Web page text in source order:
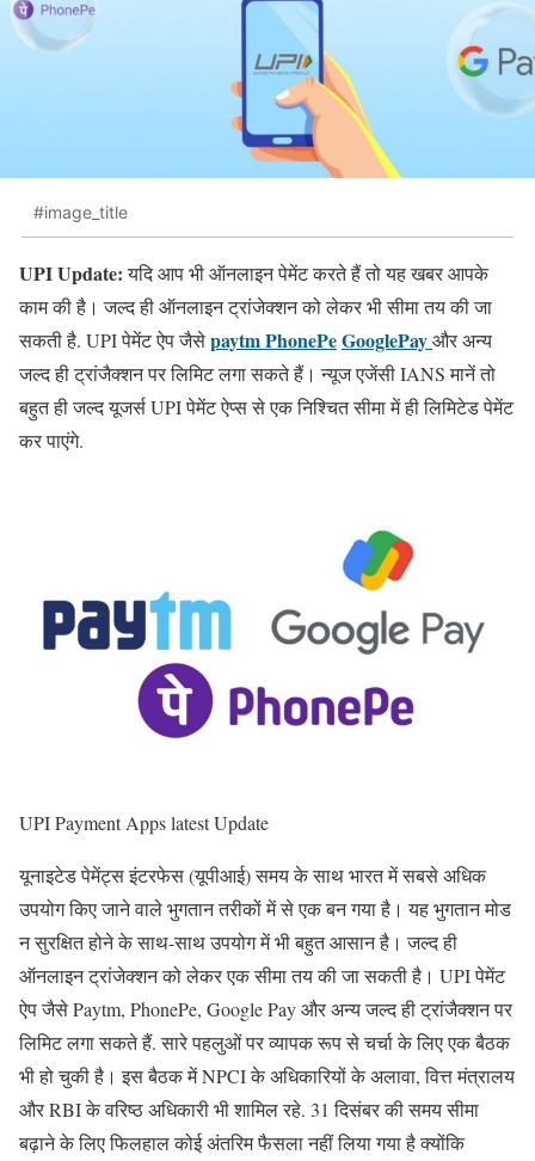
#image_title
UPI Update:यदि आप भी ऑनलाइन पेमेंट करते हैं तो यह खबर आपके
काम की है। जल्‍द ही ऑनलाइन ट्रांजेक्‍शन को लेकर भी सीमा तय की जा
सकती है. UPI पेमेंट ऐप जैसेpaytmPhonePeGooglePayऔर अन्य
जल्द ही ट्रांजैक्शन पर लिमिट लगा सकते हैं। न्यूज एजेंसी IANS मानें तो
बहुत ही जल्द यूजर्स UPI पेमेंट ऐप्स से एक निश्चित सीमा में ही लिमिटेड पेमेंट
कर पाएंगे.
UPI Payment Apps latest Update
यूनाइटेड पेमेंट्स इंटरफेस (यूपीआई) समय के साथ भारत में सबसे अधिक
उपयोग किए जाने वाले भुगतान तरीकों में से एक बन गया है। यह भुगतान मोड
न सुरक्षित होने के साथ-साथ उपयोग में भी बहुत आसान है। जल्‍द ही
ऑनलाइन ट्रांजेक्‍शन को लेकर एक सीमा तय की जा सकती है। UPI पेमेंट
ऐप जैसे Paytm, PhonePe, Google Pay और अन्य जल्द ही ट्रांजैक्शन पर
लिमिट लगा सकते हैं. सारे पहलुओं पर व्यापक रूप से चर्चा के लिए एक बैठक
भी हो चुकी है। इस बैठक में NPCI के अधिकारियों के अलावा, वित्त मंत्रालय
और RBI के वरिष्ठ अधिकारी भी शामिल रहे. 31 दिसंबर की समय सीमा
बढ़ाने के लिए फिलहाल कोई अंतरिम फैसला नहीं लिया गया है क्योंकि